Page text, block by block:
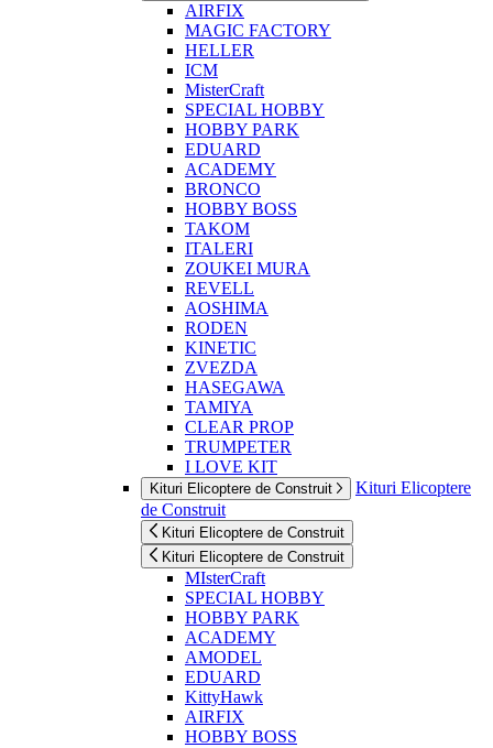
AIRFIX
MAGIC FACTORY
HELLER
ICM
MisterCraft
SPECIAL HOBBY
HOBBY PARK
EDUARD
ACADEMY
BRONCO
HOBBY BOSS
TAKOM
ITALERI
ZOUKEI MURA
REVELL
AOSHIMA
RODEN
KINETIC
ZVEZDA
HASEGAWA
TAMIYA
CLEAR PROP
TRUMPETER
I LOVE KIT
Kituri Elicoptere de Construit
Kituri Elicoptere
de Construit
Kituri Elicoptere de Construit
Kituri Elicoptere de Construit
MIsterCraft
SPECIAL HOBBY
HOBBY PARK
ACADEMY
AMODEL
EDUARD
KittyHawk
AIRFIX
HOBBY BOSS